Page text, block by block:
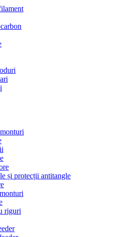
și protecții antitangle
riguri